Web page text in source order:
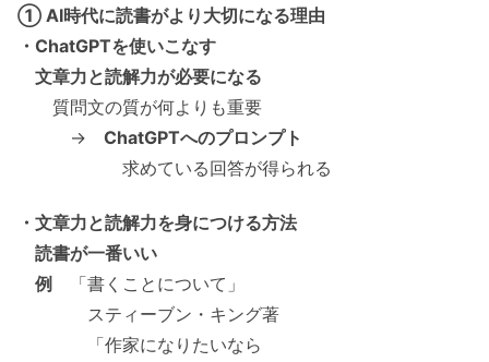
① AI時代に読書がより大切になる理由
・ChatGPTを使いこなす
文章力と読解力が必要になる
質問文の質が何よりも重要
→ ChatGPTへのプロンプト
求めている回答が得られる
・文章力と読解力を身につける方法
読書が一番いい
例
「書くことについて」
スティーブン・キング著
「作家になりたいなら